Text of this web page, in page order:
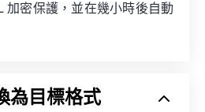
加密保護，並在幾小時後自動
為目標格式